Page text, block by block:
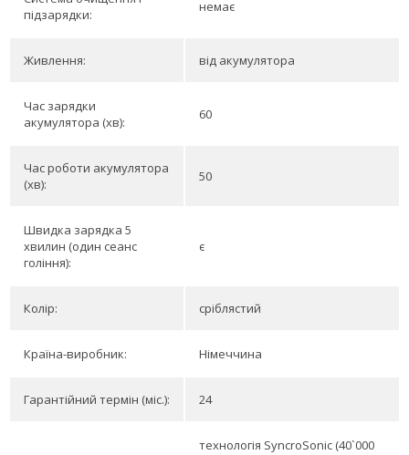
підзарядки:
немає
Живлення: від акумулятора
Час зарядки
акумулятора (хв):
60
Час роботи акумулятора
(хв):
50
Швидка зарядка 5
хвилин (один сеанс
гоління):
є
Колір: сріблястий
Країна-виробник: Німеччина
Гарантійний термін (міс.): 24
технологія SyncroSonic (40`000